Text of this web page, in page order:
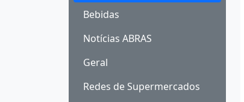
Bebidas
Notícias ABRAS
Geral
Redes de Supermercados